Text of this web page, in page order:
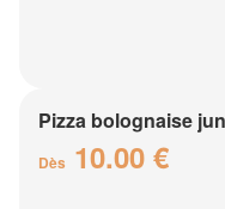
Pizza bolognaise
Dès 10.00 €